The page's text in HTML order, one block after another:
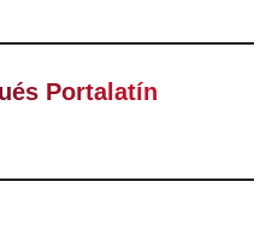
Portalatín